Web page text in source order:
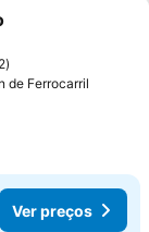
favoritos
de Ferrocarril
Ver preços